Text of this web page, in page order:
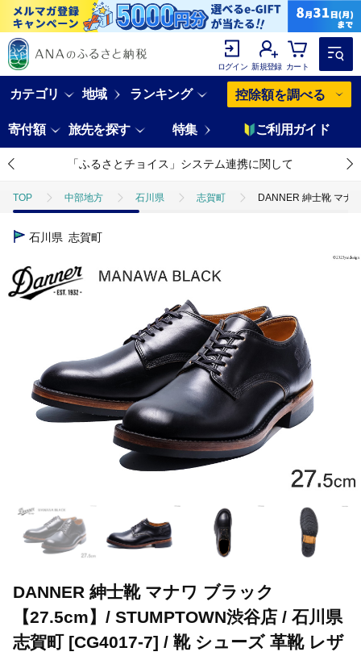
ログイン 新規登録 カート
カテゴリ 地域 ランキング 控除額を調べる
寄付額 旅先を探す 特集 ご利用ガイド
「ふるさとチョイス」システム連携に関して
TOP 中部地方 石川県 志賀町 DANNER 紳士靴 マナ
石川県 志賀町
DANNER 紳士靴 マナワ ブラック
【27.5cm】/ STUMPTOWN渋谷店 / 石川県
志賀町 [CG4017-7] / 靴 シューズ 革靴 レザ